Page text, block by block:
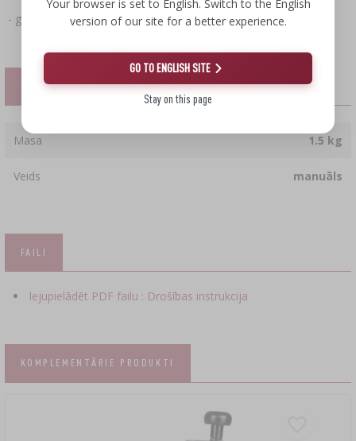
- garums 12,5 cm
IESPĒJAS
Masa 1.5 kg
Veids manuāls
FAILI
lejupielādēt PDF failu : Drošības instrukcija
KOMPLEMENTĀRIE PRODUKTI
Your browser is set to English. Switch to the English
version of our site for a better experience.
GO TO ENGLISH SITE
Stay on this page